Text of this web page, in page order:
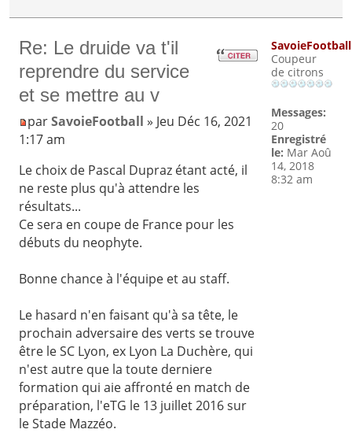
Re: Le druide va t'il
reprendre du service
et se mettre au v
parSavoieFootball » Jeu Déc 16, 2021
1:17 am
Le choix de Pascal Dupraz étant acté, il
ne reste plus qu'à attendre les
résultats...
Ce sera en coupe de France pour les
débuts du neophyte.
Bonne chance à l'équipe et au staff.
Le hasard n'en faisant qu'à sa tête, le
prochain adversaire des verts se trouve
être le SC Lyon, ex Lyon La Duchère, qui
n'est autre que la toute derniere
formation qui aie affronté en match de
préparation, l'eTG le 13 juillet 2016 sur
le Stade Mazzéo.
SavoieFootball
Coupeur
de citrons
Messages:
20
Enregistré
le: Mar Aoû
14, 2018
8:32 am